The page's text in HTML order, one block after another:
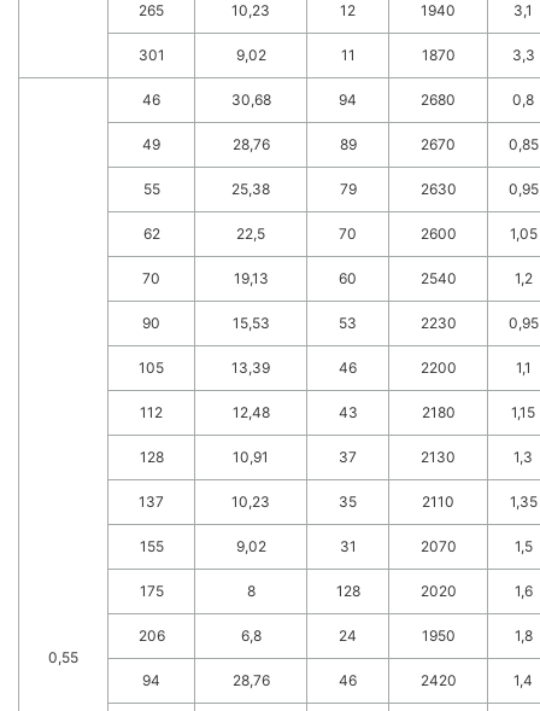
265 10,23 12 1940 3,1
301 9,02 11 1870 3,3
0,55
46 30,68 94 2680 0,8
49 28,76 89 2670 0,85
55 25,38 79 2630 0,95
62 22,5 70 2600 1,05
70 19,13 60 2540 1,2
90 15,53 53 2230 0,95
105 13,39 46 2200 1,1
112 12,48 43 2180 1,15
128 10,91 37 2130 1,3
137 10,23 35 2110 1,35
155 9,02 31 2070 1,5
175 8 128 2020 1,6
206 6,8 24 1950 1,8
94 28,76 46 2420 1,4